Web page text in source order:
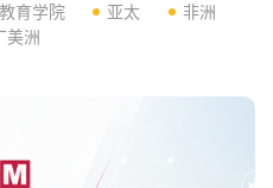
育学院 亚太
非洲
美洲